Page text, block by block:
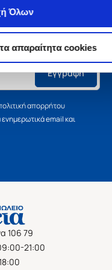
Όλων
απαραίτητα cookies
μάθετε πρώτοι όλα τα
τις εκδηλώσεις μας.
Εγγραφή
απορρήτου
email και
106 79
21:00